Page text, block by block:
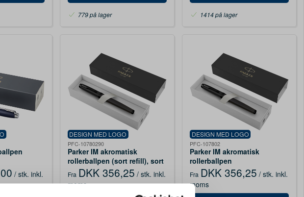
779 på lager 1414 på lager
/ stk. inkl.
DESIGN MED LOGO
PFC-10780290
Parker IM akromatisk
rollerballpen (sort refill), sort
Fra DKK 356,25 / stk. inkl.
moms
DESIGN MED LOGO
PFC-107802
Parker IM akromatisk
rollerballpen
Fra DKK 356,25 / stk. inkl.
moms